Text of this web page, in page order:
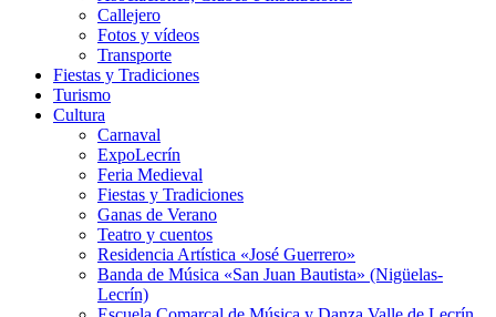
Callejero
Fotos y vídeos
Transporte
Fiestas y Tradiciones
Turismo
Cultura
Carnaval
ExpoLecrín
Feria Medieval
Fiestas y Tradiciones
Ganas de Verano
Teatro y cuentos
Residencia Artística «José Guerrero»
Banda de Música «San Juan Bautista» (Nigüelas-
Lecrín)